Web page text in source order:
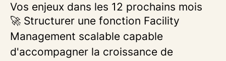
Vos enjeux dans les 12 prochains mois
🚀 Structurer une fonction Facility
Management scalable capable
d'accompagner la croissance de